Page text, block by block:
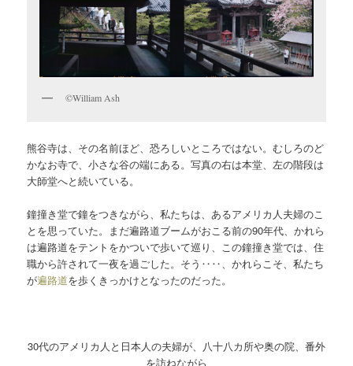
©William Ash
熊谷寺は、その名前ほど、恐ろしいところではない。むしろのど
かなお寺で、小さな谷の端にある。写真の右は本堂、左の階段は
大師堂へと続いている。
鐘撞き堂で鐘をつきながら、私たちは、あるアメリカ人夫婦のこ
とを思っていた。まだ遍路道ブームがおこる前の90年代、かれら
は遍路道をテントをかついで歩いて巡り、この鐘撞き堂では、住
職から許されて一夜を過ごした。そう‥‥、かれらこそ、私たち
が遍路道を歩くきっかけとなったのだった。
30代のアメリカ人と日本人の夫婦が、八十八カ所や奥の院、番外
を訪ねながら